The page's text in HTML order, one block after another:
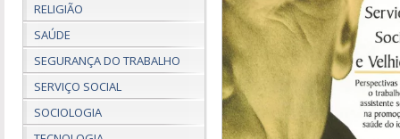
RELIGIÃO
SAÚDE
SEGURANÇA DO TRABALHO
SERVIÇO SOCIAL
SOCIOLOGIA